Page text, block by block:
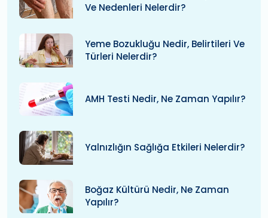
Ve Nedenleri Nelerdir?
Yeme Bozukluğu Nedir, Belirtileri Ve
Türleri Nelerdir?
AMH Testi Nedir, Ne Zaman Yapılır?
Yalnızlığın Sağlığa Etkileri Nelerdir?
Boğaz Kültürü Nedir, Ne Zaman
Yapılır?